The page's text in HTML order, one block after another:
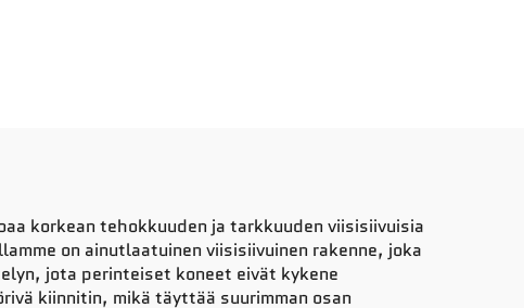
korkean tehokkuuden ja tarkkuuden viisisiivuisia
on ainutlaatuinen viisisiivuinen rakenne, joka
jota perinteiset koneet eivät kykene
kiinnitin, mikä täyttää suurimman osan